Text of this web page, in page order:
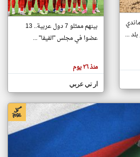
تغيير الدولة
اخبار جزر القمر على مدار الساعة
أهم اخبار جزر القمر العاجلة والمباشرة
...
بينهم ممثلو 7 دول عربية.. 13
عضوا في مجلس "الفيفا" ...
منذ ٢٦ يوم
ار تي عربي
klyoum.com